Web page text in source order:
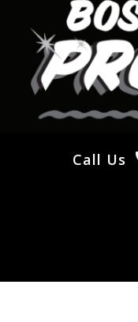
Call Us